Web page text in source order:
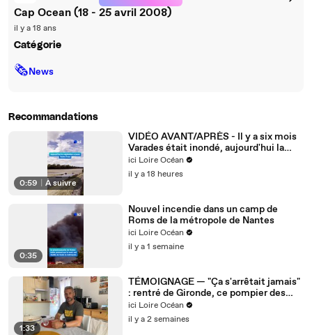
Cap Ocean (18 - 25 avril 2008)
il y a 18 ans
Catégorie
🗞News
Recommandations
0:59 À suivre
VIDÉO AVANT/APRÈS - Il y a six mois
Varades était inondé, aujourd'hui la
Loire est à sec
ici Loire Océan
il y a 18 heures
0:35
Nouvel incendie dans un camp de
Roms de la métropole de Nantes
ici Loire Océan
il y a 1 semaine
1:33
TÉMOIGNAGE — "Ça s'arrêtait jamais"
: rentré de Gironde, ce pompier des
Sables-d'Olonne raconte le combat
contre le feu
ici Loire Océan
il y a 2 semaines